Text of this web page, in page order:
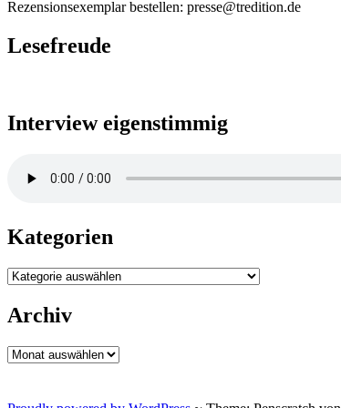
Rezensionsexemplar bestellen: presse@tredition.de
Lesefreude
Interview eigenstimmig
Kategorien
Kategorien
Archiv
Archiv